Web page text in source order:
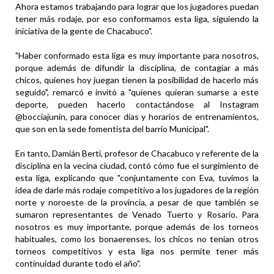
Ahora estamos trabajando para lograr que los jugadores puedan
tener más rodaje, por eso conformamos esta liga, siguiendo la
iniciativa de la gente de Chacabuco".
"Haber conformado esta liga es muy importante para nosotros,
porque además de difundir la disciplina, de contagiar a más
chicos, quienes hoy juegan tienen la posibilidad de hacerlo más
seguido", remarcó e invitó a "quienes quieran sumarse a este
deporte, pueden hacerlo contactándose al Instagram
@bocciajunin, para conocer días y horarios de entrenamientos,
que son en la sede fomentista del barrio Municipal".
En tanto, Damián Berti, profesor de Chacabuco y referente de la
disciplina en la vecina ciudad, contó cómo fue el surgimiento de
esta liga, explicando que "conjuntamente con Eva, tuvimos la
idea de darle más rodaje competitivo a los jugadores de la región
norte y noroeste de la provincia, a pesar de que también se
sumaron representantes de Venado Tuerto y Rosario. Para
nosotros es muy importante, porque además de los torneos
habituales, como los bonaerenses, los chicos no tenían otros
torneos competitivos y esta liga nos permite tener más
continuidad durante todo el año".